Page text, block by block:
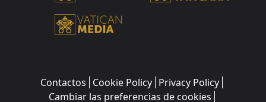
Contactos Cookie Policy Privacy Policy
Cambiar las preferencias de cookies